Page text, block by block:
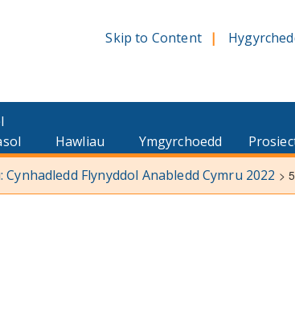
Skip to Content
Hawliau Ymgyrchoedd
Cynhadledd Flynyddol Anabledd Cymru 2022 >